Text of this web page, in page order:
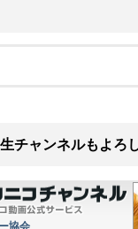
チャンネルもよろ